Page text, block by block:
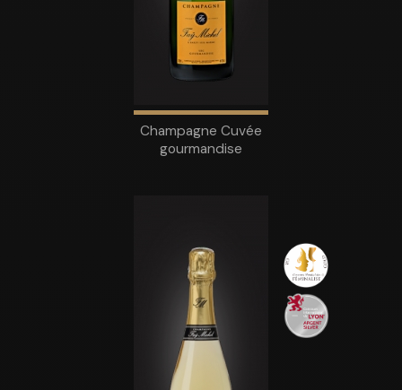
Champagne Cuvée
gourmandise